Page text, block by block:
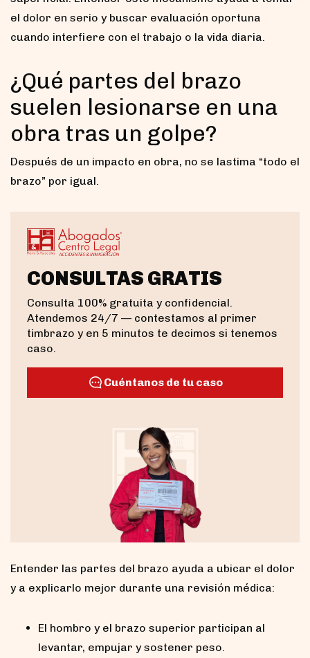
el dolor en serio y buscar evaluación oportuna
cuando interfiere con el trabajo o la vida diaria.
¿Qué partes del brazo
suelen lesionarse en una
obra tras un golpe?
Después de un impacto en obra, no se lastima “todo el
brazo” por igual.
CONSULTAS GRATIS
Consulta 100% gratuita y confidencial.
Atendemos 24/7 — contestamos al primer
timbrazo y en 5 minutos te decimos si tenemos
caso.
Cuéntanos de tu caso
Entender las partes del brazo ayuda a ubicar el dolor
y a explicarlo mejor durante una revisión médica:
El hombro y el brazo superior participan al
levantar, empujar y sostener peso.